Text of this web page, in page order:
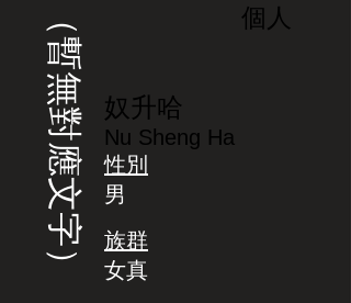
（暫無對應文字） 個人
奴升哈
Nu Sheng Ha
性別
男
族群
女真